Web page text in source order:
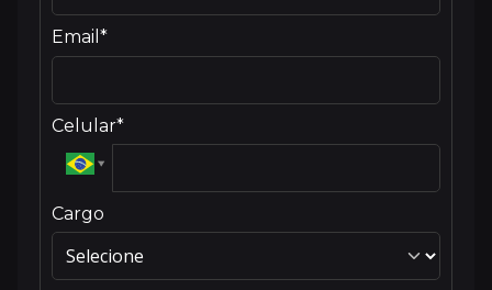
Email*
Celular*
Cargo